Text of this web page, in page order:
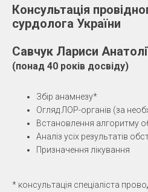
Консультація
сурдолога України
Савчук Лариси
(понад 40 років досвіду)
Збір анамнезу*
Огляд ЛОР-органів (за
Встановлення алгоритму
Аналіз усіх результатів
Призначення лікування
* консультація спеціаліста